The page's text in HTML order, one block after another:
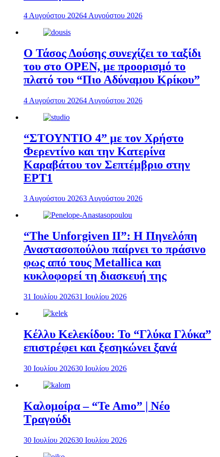
4 Αυγούστου 20264 Αυγούστου 2026
Ο Τάσος Δούσης συνεχίζει το ταξίδι
του στο OPEN, με προορισμό το
πλατό του “Πιο Αδύναμου Κρίκου”
4 Αυγούστου 20264 Αυγούστου 2026
“ΣΤΟΥΝΤΙΟ 4” με τον Χρήστο
Φερεντίνο και την Κατερίνα
Καραβάτου τον Σεπτέμβριο στην
ΕΡΤ1
3 Αυγούστου 20263 Αυγούστου 2026
“The Unforgiven II”: Η Πηνελόπη
Αναστασοπούλου παίρνει το πράσινο
φως από τους Metallica και
κυκλοφορεί τη διασκευή της
31 Ιουλίου 202631 Ιουλίου 2026
Κέλλυ Κελεκίδου: Το “Γλύκα Γλύκα”
επιστρέφει και ξεσηκώνει ξανά
30 Ιουλίου 202630 Ιουλίου 2026
Καλομοίρα – “Te Amo” | Νέο
Τραγούδι
30 Ιουλίου 202630 Ιουλίου 2026